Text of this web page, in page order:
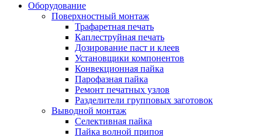
Оборудование
Поверхностный монтаж
Трафаретная печать
Каплеструйная печать
Дозирование паст и клеев
Установщики компонентов
Конвекционная пайка
Парофазная пайка
Ремонт печатных узлов
Разделители групповых заготовок
Выводной монтаж
Селективная пайка
Пайка волной припоя